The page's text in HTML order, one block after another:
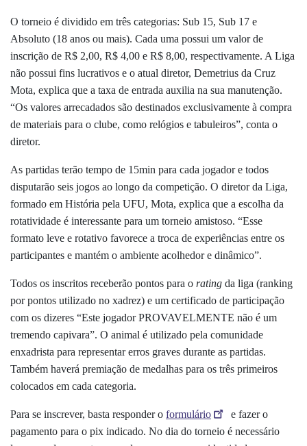
O torneio é dividido em três categorias: Sub 15, Sub 17 e
Absoluto (18 anos ou mais). Cada uma possui um valor de
inscrição de R$ 2,00, R$ 4,00 e R$ 8,00, respectivamente. A Liga
não possui fins lucrativos e o atual diretor, Demetrius da Cruz
Mota, explica que a taxa de entrada auxilia na sua manutenção.
“Os valores arrecadados são destinados exclusivamente à compra
de materiais para o clube, como relógios e tabuleiros”, conta o
diretor.
As partidas terão tempo de 15min para cada jogador e todos
disputarão seis jogos ao longo da competição. O diretor da Liga,
formado em História pela UFU, Mota, explica que a escolha da
rotatividade é interessante para um torneio amistoso. “Esse
formato leve e rotativo favorece a troca de experiências entre os
participantes e mantém o ambiente acolhedor e dinâmico”.
Todos os inscritos receberão pontos para o rating da liga (ranking
por pontos utilizado no xadrez) e um certificado de participação
com os dizeres “Este jogador PROVAVELMENTE não é um
tremendo capivara”. O animal é utilizado pela comunidade
enxadrista para representar erros graves durante as partidas.
Também haverá premiação de medalhas para os três primeiros
colocados em cada categoria.
Para se inscrever, basta responder o formulário
e fazer o
pagamento para o pix indicado. No dia do torneio é necessário